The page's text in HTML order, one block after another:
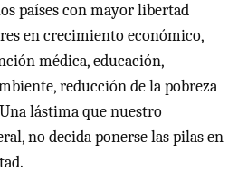
países con mayor libertad
en crecimiento económico,
médica, educación,
reducción de la pobreza
lástima que nuestro
no decida ponerse las pilas en